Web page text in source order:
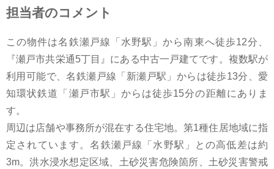
担当者のコメント
この物件は名鉄瀬戸線「水野駅」から南東へ徒歩12分、
『瀬戸市共栄通5丁目』にある中古一戸建てです。複数駅が
利用可能で、名鉄瀬戸線「新瀬戸駅」からは徒歩13分、愛
知環状鉄道「瀬戸市駅」からは徒歩15分の距離にありま
す。
周辺は店舗や事務所が混在する住宅地。第1種住居地域に指
定されています。名鉄瀬戸線「水野駅」との高低差は約
3m。洪水浸水想定区域、土砂災害危険箇所、土砂災害警戒